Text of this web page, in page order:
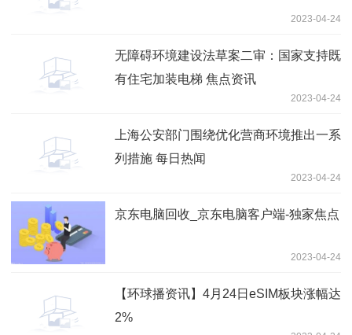
2023-04-24
无障碍环境建设法草案二审：国家支持既
有住宅加装电梯 焦点资讯
2023-04-24
上海公安部门围绕优化营商环境推出一系
列措施 每日热闻
2023-04-24
京东电脑回收_京东电脑客户端-独家焦点
2023-04-24
【环球播资讯】4月24日eSIM板块涨幅达
2%